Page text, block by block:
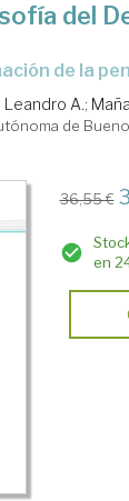
del
de la
Leandro A.;
de
36,55 €
en